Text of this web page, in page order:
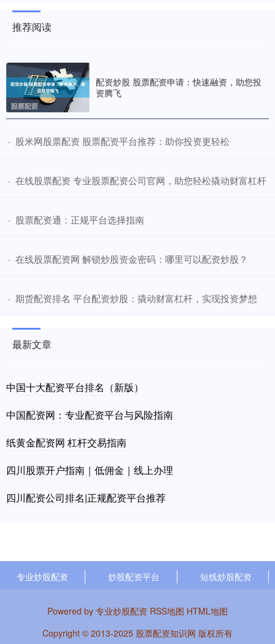
推荐阅读
配资炒股 股票配资申请：快速融资，助您投
资腾飞
· ​股米网股票配资 股票配资平台推荐：助你投资更轻松
· ​在线股票配资 专业股票配资公司官网，助您轻松撬动财富杠杆
· ​股票配资通：正规平台选择指南
· ​在线股票配资网 解锁炒股资金密码：哪里可以配资炒股？
· ​期货配资排名 平台配资炒股：撬动财富杠杆，实现投资梦想
最新文章
中国十大配资平台排名（新版）
中国配资网：专业配资平台与风险指南
纸黄金配资网 杠杆交易指南
四川股票开户指南｜低佣金｜线上办理
四川配资公司排名|正规配资平台推荐
专业炒股配资 炒股配资平台 短线炒股配资
Powered by 专业炒股配资 RSS地图 HTML地图
Copyright © 2013-2025 股票配资知识网 版权所有